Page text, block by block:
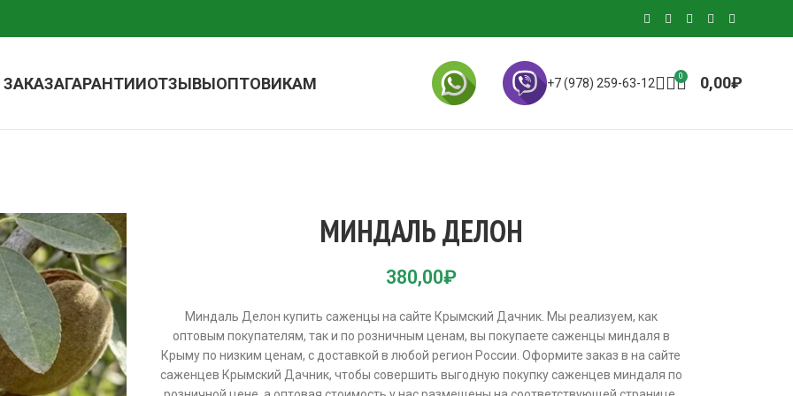
ГАРАНТИИОТЗЫВЫОПТОВИКАМ +7 (978) 259-63-12 0 0,00₽
МИНДАЛЬ ДЕЛОН
380,00₽
Миндаль Делон купить саженцы на сайте Крымский Дачник. Мы реализуем, как
оптовым покупателям, так и по розничным ценам, вы покупаете саженцы миндаля в
Крыму по низким ценам, с доставкой в любой регион России. Оформите заказ в на сайте
саженцев Крымский Дачник, чтобы совершить выгодную покупку саженцев миндаля по